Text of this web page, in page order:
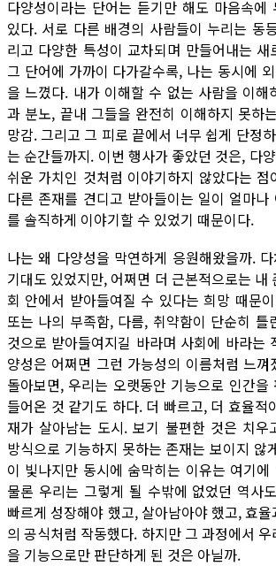
다양성이라는 단어는 듣기만 해도 마음속에
있다. 서로 다른 배경의 사람들이 누리는 동
리고 다양한 특성이 교차되며 만들어내는
그 단어에 가까이 다가갈수록, 나는 동시에
을 느꼈다. 내가 이해할 수 없는 사람을 이해
과 분노, 끝내 그들을 완전히 이해하지 못하
망감. 그리고 그 피로 끝에서 너무 쉽게 단정
는 순간들까지. 이번 행사가 좋았던 것은, 다
쉬운 가치인 것처럼 이야기하지 않았다는 점
다른 존재를 견디고 받아들이는 일이 얼마나
를 솔직하게 이야기할 수 있었기 때문이다.
나는 왜 다양성을 막연하게 응원해왔을까.
기대도 있었지만, 어쩌면 더 근본적으로는 내
회 안에서 받아들여질 수 있다는 희망 때문
또는 나의 부족함, 다름, 취약함이 단순히 틀
것으로 받아들여지길 바라며 사회에 바라는
양성은 어쩌면 그런 가능성의 이름처럼 느껴
돌아보면, 우리는 오랫동안 기능으로 인간
들어온 것 같기도 하다. 더 빠르고, 더 효율적
재가 살아남는 도시. 보기 불편한 것은 치우
방식으로 기능하지 못하는 존재는 보이지 않
이 빛나지만 동시에 숨막히는 이유는 여기
물론 우리는 그렇게 될 수밖에 없었던 역사
빠르게 성장해야 했고, 살아남아야 했고, 효
의 공식처럼 작동했다. 하지만 그 과정에서
을 기능으로만 판단하게 된 것은 아닐까.